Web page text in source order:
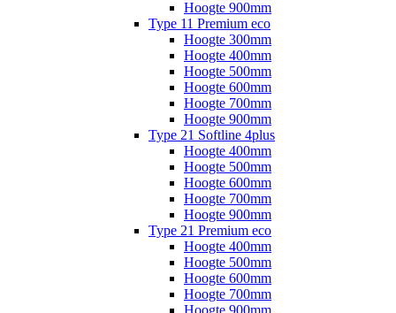
Hoogte 900mm
Type 11 Premium eco
Hoogte 300mm
Hoogte 400mm
Hoogte 500mm
Hoogte 600mm
Hoogte 700mm
Hoogte 900mm
Type 21 Softline 4plus
Hoogte 400mm
Hoogte 500mm
Hoogte 600mm
Hoogte 700mm
Hoogte 900mm
Type 21 Premium eco
Hoogte 400mm
Hoogte 500mm
Hoogte 600mm
Hoogte 700mm
Hoogte 900mm